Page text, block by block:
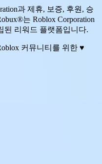
과 제휴, 보증, 후원, 승
는 Roblox Corporation
된 리워드 플랫폼입니다.
커뮤니티를 위한 ♥